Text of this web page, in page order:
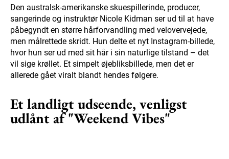
Den australsk-amerikanske skuespillerinde, producer,
sangerinde og instruktør Nicole Kidman ser ud til at have
påbegyndt en større hårforvandling med velovervejede,
men målrettede skridt. Hun delte et nyt Instagram-billede,
hvor hun ser ud med sit hår i sin naturlige tilstand – det
vil sige krøllet. Et simpelt øjebliksbillede, men det er
allerede gået viralt blandt hendes følgere.
Et landligt udseende, venligst
udlånt af "Weekend Vibes"